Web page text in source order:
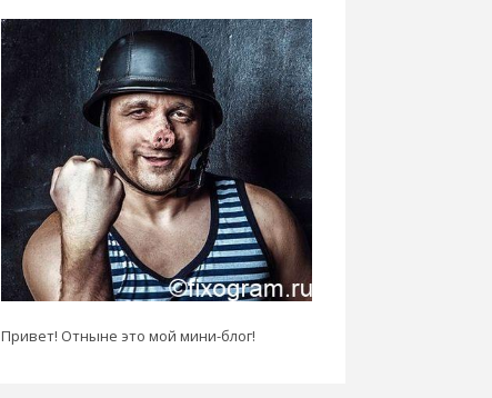
Привет! Отныне это мой мини-блог!